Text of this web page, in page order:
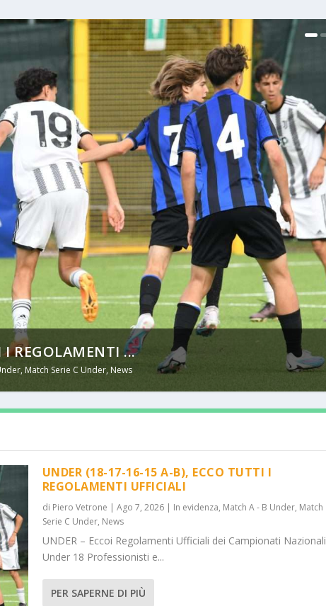
REGOLAMENTI ...
,Match Serie C Under,News
UNDER (18-17-16-15 A-B), ECCO TUTTI I
REGOLAMENTI UFFICIALI
di Piero Vetrone | Ago 7, 2026| In evidenza, Match A - B Under, Match
Serie C Under, News
UNDER – Eccoi Regolamenti Ufficiali dei Campionati Nazionali
Under 18 Professionisti e...
PER SAPERNE DI PIÙ